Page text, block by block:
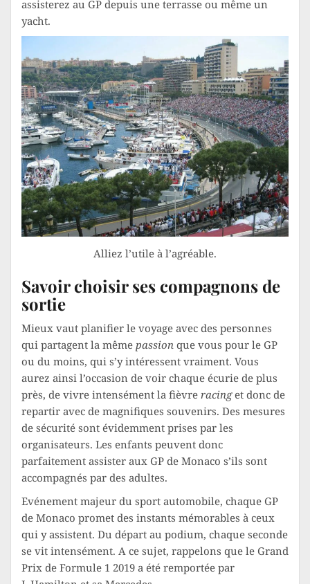
assisterez au GP depuis une terrasse ou même un
yacht.
Alliez l’utile à l’agréable.
Savoir choisir ses compagnons de
sortie
Mieux vaut planifier le voyage avec des personnes
qui partagent la même passion que vous pour le GP
ou du moins, qui s’y intéressent vraiment. Vous
aurez ainsi l’occasion de voir chaque écurie de plus
près, de vivre intensément la fièvre racinget donc de
repartir avec de magnifiques souvenirs. Des mesures
de sécurité sont évidemment prises par les
organisateurs. Les enfants peuvent donc
parfaitement assister aux GP de Monaco s’ils sont
accompagnés par des adultes.
Evénement majeur du sport automobile, chaque GP
de Monaco promet des instants mémorables à ceux
qui y assistent. Du départ au podium, chaque seconde
se vit intensément. A ce sujet, rappelons que le Grand
Prix de Formule 1 2019 a été remportée par